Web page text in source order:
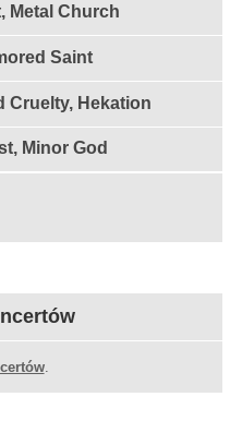
Metal Church
Saint
Cruelty, Hekation
Minor God
.